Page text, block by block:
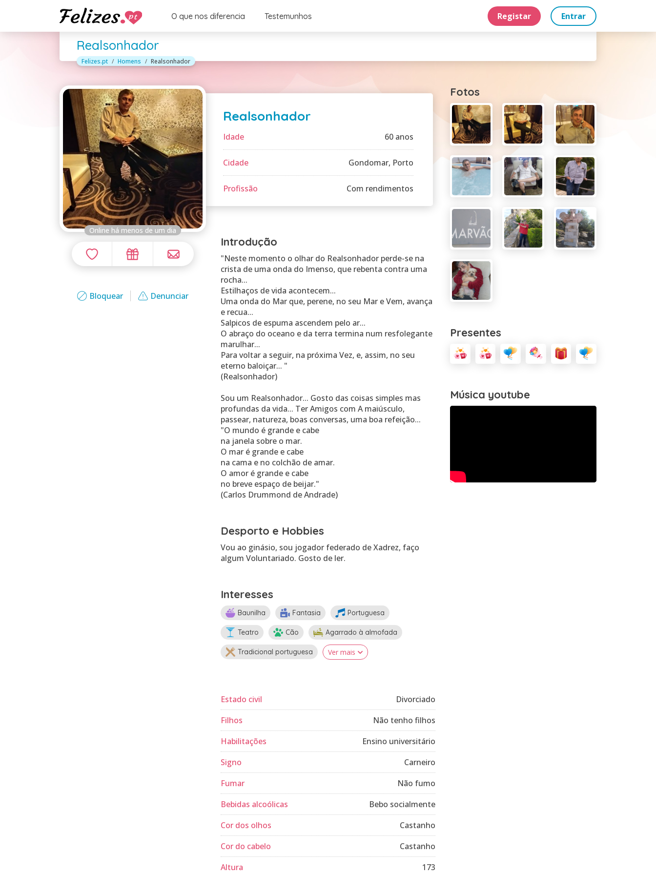
O que nos diferencia Testemunhos Registar Entrar
Realsonhador
Felizes.pt Homens Realsonhador
Online há menos de um dia
Bloquear Denunciar
Realsonhador
Idade 60 anos
Cidade Gondomar, Porto
Profissão Com rendimentos
Introdução
"Neste momento o olhar do Realsonhador perde-se na
crista de uma onda do Imenso, que rebenta contra uma
rocha...
Estilhaços de vida acontecem...
Uma onda do Mar que, perene, no seu Mar e Vem, avança
e recua...
Salpicos de espuma ascendem pelo ar...
O abraço do oceano e da terra termina num resfolegante
marulhar...
Para voltar a seguir, na próxima Vez, e, assim, no seu
eterno baloiçar... "
(Realsonhador)
Sou um Realsonhador... Gosto das coisas simples mas
profundas da vida... Ter Amigos com A maiúsculo,
passear, natureza, boas conversas, uma boa refeição...
"O mundo é grande e cabe
na janela sobre o mar.
O mar é grande e cabe
na cama e no colchão de amar.
O amor é grande e cabe
no breve espaço de beijar."
(Carlos Drummond de Andrade)
Desporto e Hobbies
Vou ao ginásio, sou jogador federado de Xadrez, faço
algum Voluntariado. Gosto de ler.
Interesses
Baunilha Fantasia Portuguesa
Teatro Cão Agarrado à almofada
Tradicional portuguesa Ver mais
Estado civil
Divorciado
Filhos
Não tenho filhos
Habilitações
Ensino universitário
Signo
Carneiro
Fumar
Não fumo
Bebidas alcoólicas
Bebo socialmente
Cor dos olhos
Castanho
Cor do cabelo
Castanho
Altura
173
Fotos
Presentes
Música youtube